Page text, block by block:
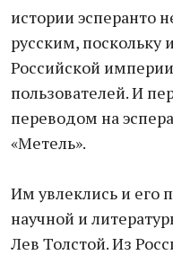
истории эсперанто
русским, поскольку
Российской
пользователей. И
переводом на
«Метель».
Им увлеклись и его
научной и
Лев Толстой. Из